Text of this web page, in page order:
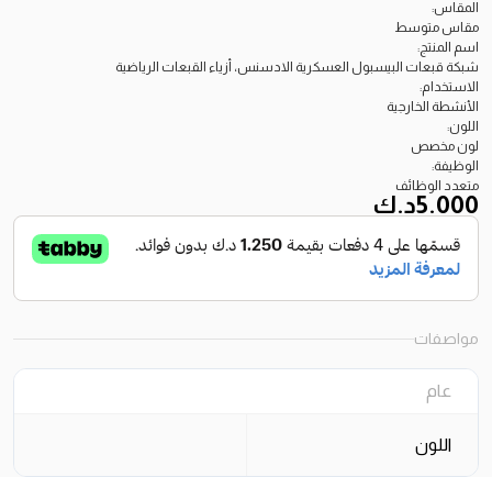
المقاس:
مقاس متوسط
اسم المنتج:
شبكة قبعات البيسبول العسكرية الادسنس، أزياء القبعات الرياضية
الاستخدام:
الأنشطة الخارجية
اللون:
لون مخصص
الوظيفة:
متعدد الوظائف
5.000د.ك
مواصفات
عام
اللون